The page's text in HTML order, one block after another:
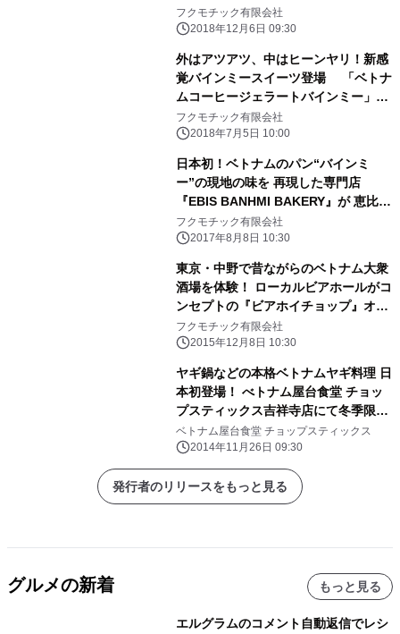
フクモチック有限会社
2018年12月6日 09:30
外はアツアツ、中はヒーンヤリ！新感
覚バインミースイーツ登場 「ベトナ
ムコーヒージェラートバインミー」7
月7日(土)新発売
フクモチック有限会社
2018年7月5日 10:00
日本初！ベトナムのパン“バインミ
ー”の現地の味を 再現した専門店
『EBIS BANHMI BAKERY』が 恵比寿
に8月8日オープン！
フクモチック有限会社
2017年8月8日 10:30
東京・中野で昔ながらのベトナム大衆
酒場を体験！ ローカルビアホールがコ
ンセプトの『ビアホイチョップ』オー
プン！
フクモチック有限会社
2015年12月8日 10:30
ヤギ鍋などの本格ベトナムヤギ料理 日
本初登場！ べトナム屋台食堂 チョッ
プスティックス吉祥寺店にて冬季限定
販売開始
ベトナム屋台食堂 チョップスティックス
2014年11月26日 09:30
発行者のリリースをもっと見る
グルメの新着 もっと見る
エルグラムのコメント自動返信でレシ